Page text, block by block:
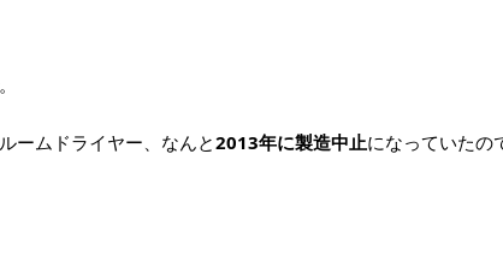
ームドライヤー、なんと2013年に製造中止になっていたの